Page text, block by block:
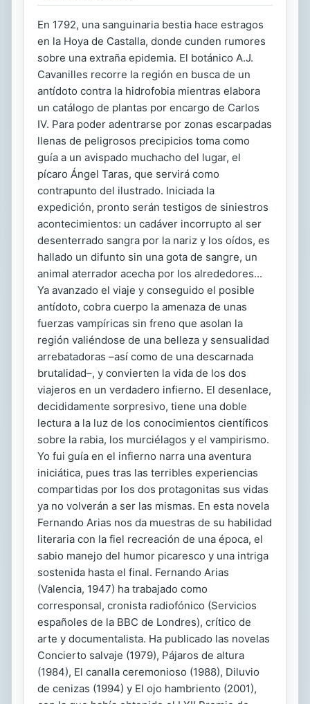
En 1792, una sanguinaria bestia hace estragos
en la Hoya de Castalla, donde cunden rumores
sobre una extraña epidemia. El botánico A.J.
Cavanilles recorre la región en busca de un
antídoto contra la hidrofobia mientras elabora
un catálogo de plantas por encargo de Carlos
IV. Para poder adentrarse por zonas escarpadas
llenas de peligrosos precipicios toma como
guía a un avispado muchacho del lugar, el
pícaro Ángel Taras, que servirá como
contrapunto del ilustrado. Iniciada la
expedición, pronto serán testigos de siniestros
acontecimientos: un cadáver incorrupto al ser
desenterrado sangra por la nariz y los oídos, es
hallado un difunto sin una gota de sangre, un
animal aterrador acecha por los alrededores...
Ya avanzado el viaje y conseguido el posible
antídoto, cobra cuerpo la amenaza de unas
fuerzas vampíricas sin freno que asolan la
región valiéndose de una belleza y sensualidad
arrebatadoras –así como de una descarnada
brutalidad–, y convierten la vida de los dos
viajeros en un verdadero infierno. El desenlace,
decididamente sorpresivo, tiene una doble
lectura a la luz de los conocimientos científicos
sobre la rabia, los murciélagos y el vampirismo.
Yo fui guía en el infierno narra una aventura
iniciática, pues tras las terribles experiencias
compartidas por los dos protagonitas sus vidas
ya no volverán a ser las mismas. En esta novela
Fernando Arias nos da muestras de su habilidad
literaria con la fiel recreación de una época, el
sabio manejo del humor picaresco y una intriga
sostenida hasta el final. Fernando Arias
(Valencia, 1947) ha trabajado como
corresponsal, cronista radiofónico (Servicios
españoles de la BBC de Londres), crítico de
arte y documentalista. Ha publicado las novelas
Concierto salvaje (1979), Pájaros de altura
(1984), El canalla ceremonioso (1988), Diluvio
de cenizas (1994) y El ojo hambriento (2001),